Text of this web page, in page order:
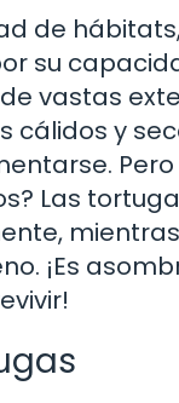
de
su
vastas
cálidos y
Las
¡Es